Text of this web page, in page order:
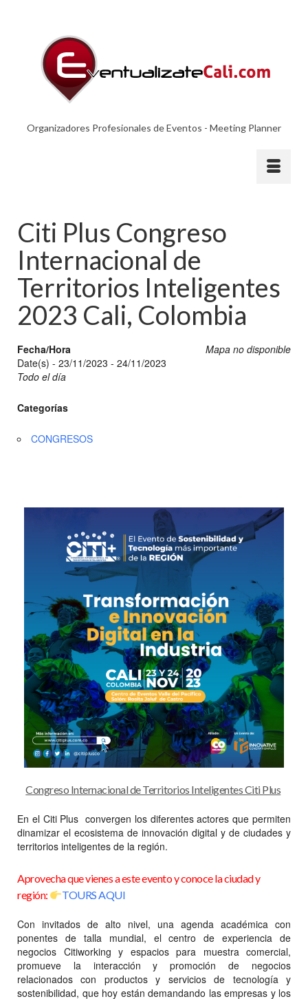
Organizadores Profesionales de Eventos - Meeting Planner
Citi Plus Congreso
Internacional de
Territorios Inteligentes
2023 Cali, Colombia
Mapa no disponible
Fecha/Hora
Date(s) - 23/11/2023 - 24/11/2023
Todo el día
Categorías
CONGRESOS
Congreso Internacional de Territorios Inteligentes Citi Plus
En el Citi Plus convergen los diferentes actores que permiten
dinamizar el ecosistema de innovación digital y de ciudades y
territorios inteligentes de la región.
Aprovecha que vienes a este evento y conoce la ciudad y
región:
TOURS AQUI
Con invitados de alto nivel, una agenda académica con
ponentes de talla mundial, el centro de experiencia de
negocios Citiworking y espacios para muestra comercial,
promueve la interacción y promoción de negocios
relacionados con productos y servicios de tecnología y
sostenibilidad, que hoy están demandando las empresas y los